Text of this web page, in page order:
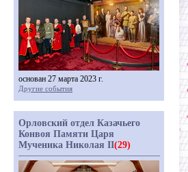
основан 27 марта 2023 г.
Другие события
Орловский отдел Казачьего
Конвоя Памяти Царя
Мученика Николая II(29)